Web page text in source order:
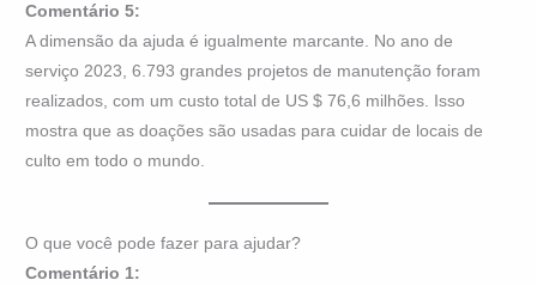
Comentário 5:
A dimensão da ajuda é igualmente marcante. No ano de
serviço 2023, 6.793 grandes projetos de manutenção foram
realizados, com um custo total de US $ 76,6 milhões. Isso
mostra que as doações são usadas para cuidar de locais de
culto em todo o mundo.
O que você pode fazer para ajudar?
Comentário 1: